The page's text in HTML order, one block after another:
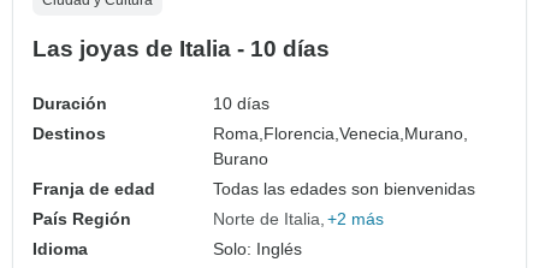
Las joyas de Italia - 10 días
Duración
10 días
Destinos
Roma,Florencia,Venecia,Murano,
Burano
Franja de edad
Todas las edades son bienvenidas
País Región
Norte de Italia +2 más
Idioma
Solo: Inglés